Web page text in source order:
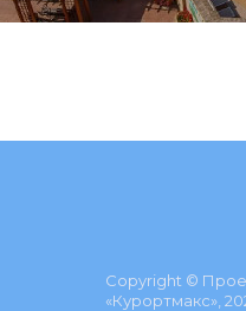
Copyright ©
«Курортмакс»,